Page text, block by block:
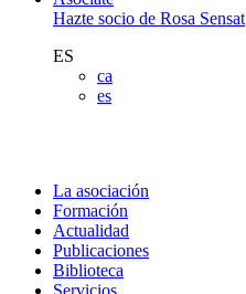
Hazte socio de Rosa Sensat
ES
ca
es
La asociación
Formación
Actualidad
Publicaciones
Biblioteca
Servicios